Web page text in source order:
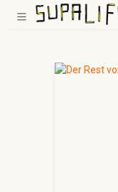
Zum Hauptinhalt